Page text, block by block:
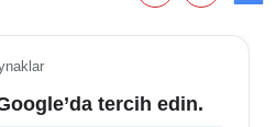
tercih edin.